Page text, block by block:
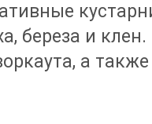
береза и
а